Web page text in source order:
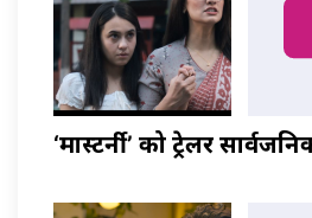
‘मास्टर्नी’ को ट्रेलर